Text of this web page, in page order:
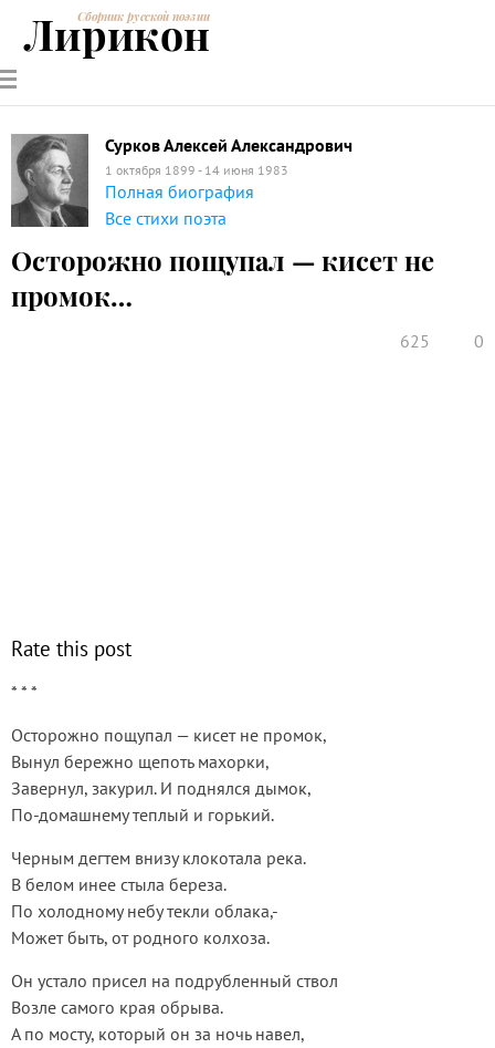
РУССКИЕ
ПОЭТЫ
СОВРЕМЕННИКИЭНЦИКЛОПЕДИЯ
ПОЭЗИИ
Сборник русской поэзии
Лирикон
Сурков Алексей Александрович
1 октября 1899 - 14 июня 1983
Полная биография
Все стихи поэта
Осторожно пощупал — кисет не
промок…
625 0
Rate this post
* * *
Осторожно пощупал — кисет не промок,
Вынул бережно щепоть махорки,
Завернул, закурил. И поднялся дымок,
По-домашнему теплый и горький.
Черным дегтем внизу клокотала река.
В белом инее стыла береза.
По холодному небу текли облака,-
Может быть, от родного колхоза.
Он устало присел на подрубленный ствол
Возле самого края обрыва.
А по мосту, который он за ночь навел,